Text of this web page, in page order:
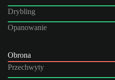
Drybling
Opanowanie
Obrona
Przechwyty